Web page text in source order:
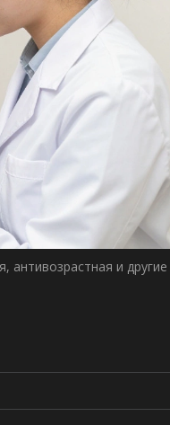
антивозрастная и другие